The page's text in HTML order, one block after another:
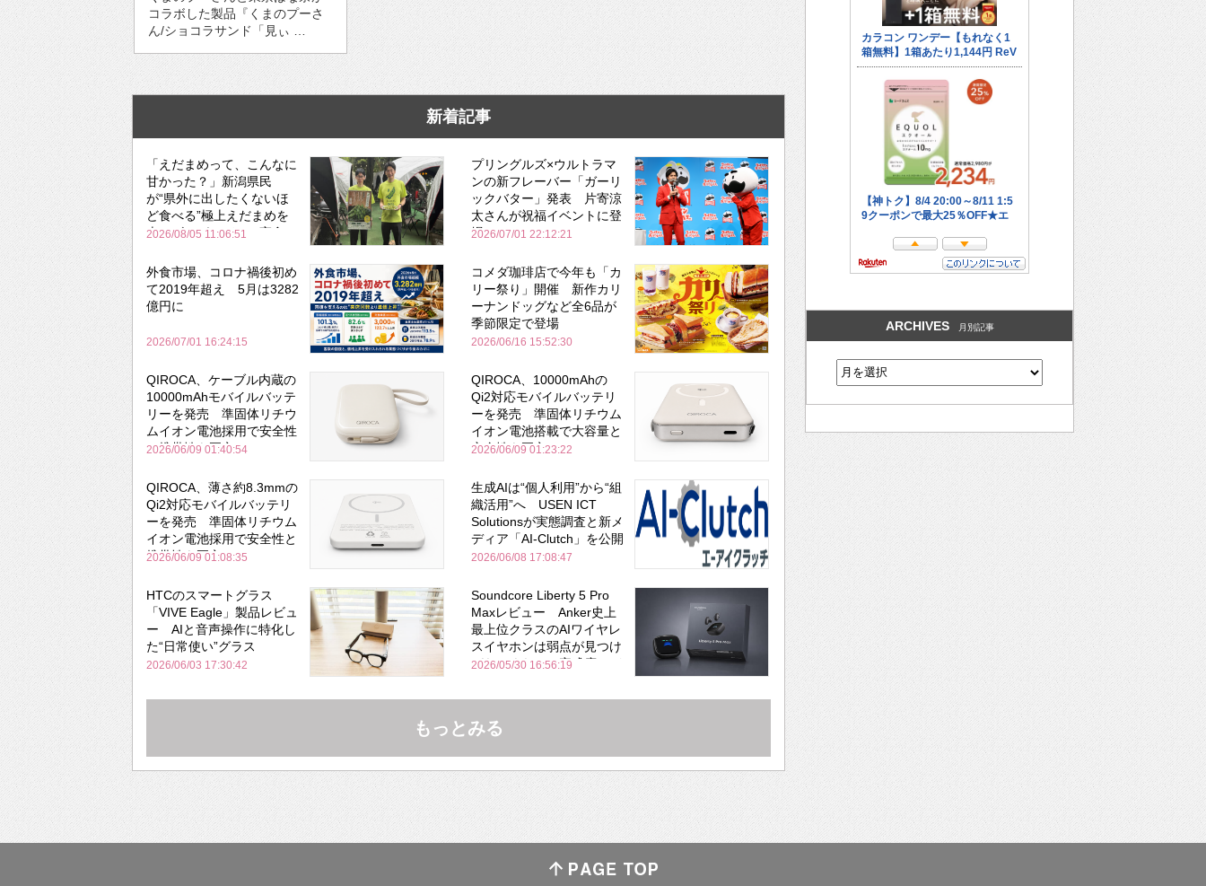
コラボした製品『くまのプーさ
ん/ショコラサンド「見ぃ …
新着記事
「えだまめって、こんなに
甘かった？」新潟県民
が“県外に出したくないほ
ど食べる”極上えだまめを
森のビアガーデンで実食
2026/08/05 11:06:51
プリングルズ×ウルトラマ
ンの新フレーバー「ガーリ
ックバター」発表 片寄涼
太さんが祝福イベントに登
場
2026/07/01 22:12:21
外食市場、コロナ禍後初め
て2019年超え 5月は3282
億円に
2026/07/01 16:24:15
コメダ珈琲店で今年も「カ
リー祭り」開催 新作カリ
ーナンドッグなど全6品が
季節限定で登場
2026/06/16 15:52:30
QIROCA、ケーブル内蔵の
10000mAhモバイルバッテ
リーを発売 準固体リチウ
ムイオン電池採用で安全性
と携帯性を両立
2026/06/09 01:40:54
QIROCA、10000mAhの
Qi2対応モバイルバッテリ
ーを発売 準固体リチウム
イオン電池搭載で大容量と
安全性を両立
2026/06/09 01:23:22
QIROCA、薄さ約8.3mmの
Qi2対応モバイルバッテリ
ーを発売 準固体リチウム
イオン電池採用で安全性と
携帯性を両立
2026/06/09 01:08:35
生成AIは“個人利用”から“組
織活用”へ USEN ICT
Solutionsが実態調査と新メ
ディア「AI-Clutch」を公開
2026/06/08 17:08:47
HTCのスマートグラス
「VIVE Eagle」製品レビュ
ー AIと音声操作に特化し
た“日常使い”グラス
2026/06/03 17:30:42
Soundcore Liberty 5 Pro
Maxレビュー Anker史上
最上位クラスのAIワイヤレ
スイヤホンは弱点が見つけ
づらいくらいの完成度にび
Bose並み
2026/05/30 16:56:19
もっとみる
ARCHIVES 月別記事